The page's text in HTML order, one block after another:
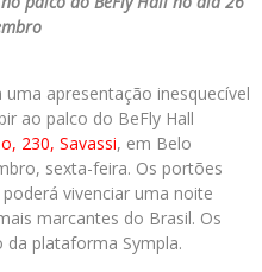
apresentação inesquecível
ao palco do BeFly Hall
230, Savassi, em Belo
sexta-feira. Os portões
vivenciar uma noite
marcantes do Brasil. Os
plataforma Sympla.